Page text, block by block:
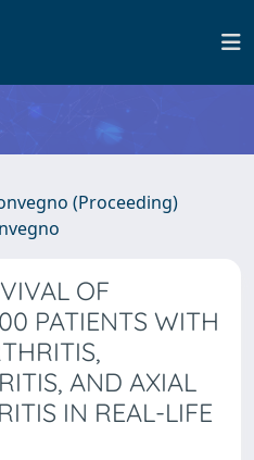
(Proceeding)
OF
PATIENTS WITH
AND AXIAL
IN REAL-LIFE